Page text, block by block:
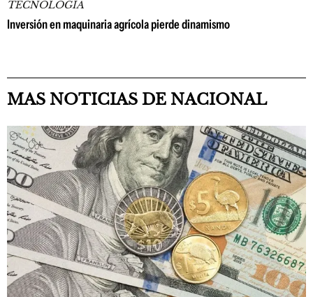
TECNOLOGÍA
Inversión en maquinaria agrícola pierde dinamismo
MAS NOTICIAS DE NACIONAL